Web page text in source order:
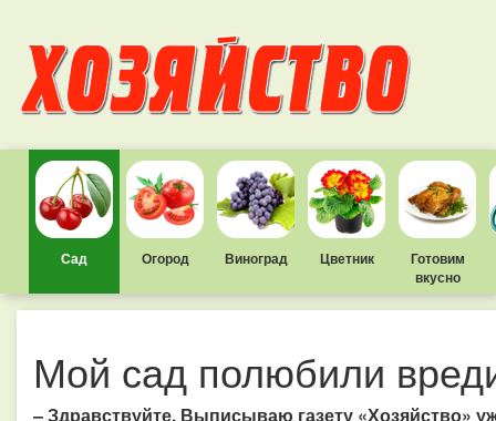
Сад Огород Виноград Цветник
Готовим
вкусно
Мой сад полюбили
– Здравствуйте. Выписываю газету «Хозяйство»